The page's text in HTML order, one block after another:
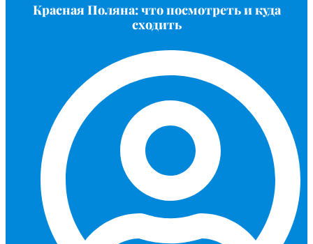
Красная Поляна: что посмотреть и куда
сходить